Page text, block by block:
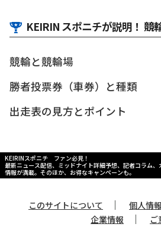
KEIRIN スポニチが説明！ 競
競輪と競輪場
勝者投票券（車券）と種類
出走表の見方とポイント
KEIRINスポニチ ファン必見！
最新ニュース配信、ミッドナイト詳細予想、記者コラム
情報が満載。そのほか、お得なキャンペーンも。
このサイトについて ｜
個人情
企業情報
｜ ご